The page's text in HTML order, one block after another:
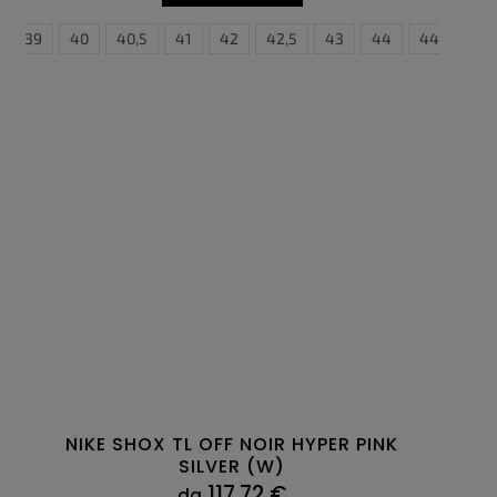
45,5 46 47,5
39 40 40,5 41 42 42,5 43 44 44,5
NIKE SHOX TL OFF NOIR HYPER PINK
SILVER (W)